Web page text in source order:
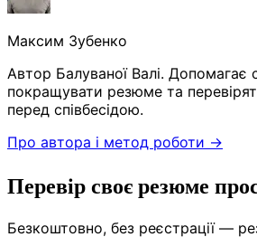
Максим Зубенко
Автор Балуваної Валі. Допомагає
покращувати резюме та
перед співбесідою.
Про автора і метод роботи →
Перевір своє резюме
Безкоштовно, без реєстрації —